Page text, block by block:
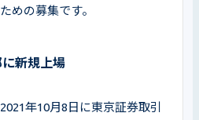
めの募集です。
新規上場
年10月8日に東京証券取引